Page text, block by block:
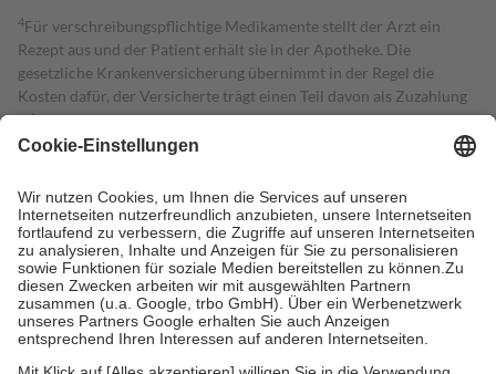
4Für verschreibungspflichtige Medikamente stellt der Arzt ein
Rezept aus und der Patient erhält sie in der Apotheke. Die
gesetzliche Krankenversicherung übernimmt in der Regel die
Kosten dafür, der Versicherte trägt einen Teil davon als Zuzahlung
mit.
Grundsätzlich leisten Mitglieder Zuzahlungen in Höhe von zehn
höchstens zehn Euro.
Es sind jedoch nie mehr als die tatsächlichen
Kosten der Leistung zu entrichten.
Diese Regeln gelten grundsätzlich auch für Online-Apotheken.
Bei Heilmitteln und häuslicher Krankenpflege beträgt die
Zuzahlung zehn Prozent der Kosten sowie zehn Euro je
Verordnung.
Um das Engagement der Versicherten für ihre eigene Gesundheit zu
stärken und die besondere Stellung der Familie zu unterstützen,